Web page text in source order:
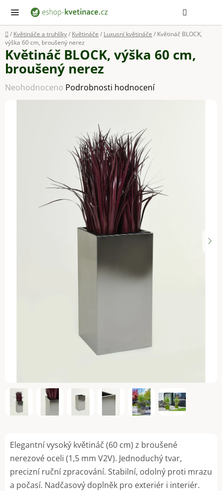
obsah
Domů
/ Květináče a truhlíky/ Květináče / Luxusní květináče / Květináč BLOCK,
výška 60 cm, broušený nerez
Elegantní vysoký květináč (60 cm) z broušené
nerezové oceli (1,5 mm V2V). Jednoduchý tvar,
precizní ruční zpracování. Stabilní, odolný proti mrazu
a počasí. Nadčasový doplněk pro exteriér i interiér.
Květináč BLOCK, výška 60 cm,
broušený nerez
Průměrné
hodnocení
Neohodnoceno Podrobnosti hodnocení